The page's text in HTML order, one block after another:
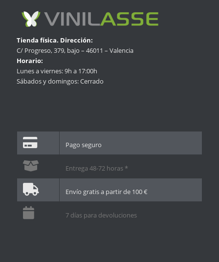
Tienda física. Dirección:
C/ Progreso, 379, bajo – 46011 – Valencia
Horario:
Lunes a viernes: 9h a 17:00h
Sábados y domingos: Cerrado
Pago seguro
Entrega 48-72 horas *
Envío gratis a partir de 100 €
7 días para devoluciones